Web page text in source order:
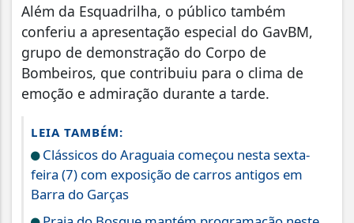
Além da Esquadrilha, o público também
conferiu a apresentação especial do GavBM,
grupo de demonstração do Corpo de
Bombeiros, que contribuiu para o clima de
emoção e admiração durante a tarde.
LEIA TAMBÉM:
Clássicos do Araguaia começou nesta sexta-
feira (7) com exposição de carros antigos em
Barra do Garças